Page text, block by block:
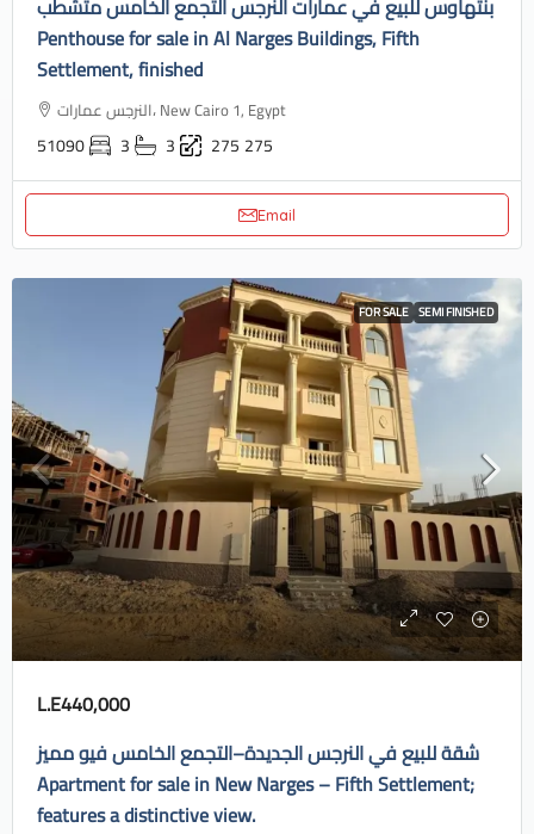
بنتهاوس للبيع في عمارات النرجس التجمع الخامس متشطب
Penthouse for sale in Al Narges Buildings, Fifth
Settlement, finished
النرجس عمارات، New Cairo 1, Egypt
51090 3 3 275 275
Email
FOR SALE SEMI FINISHED
L.E440,000
شقة للبيع في النرجس الجديدة–التجمع الخامس فيو مميز
Apartment for sale in New Narges – Fifth Settlement;
features a distinctive view.